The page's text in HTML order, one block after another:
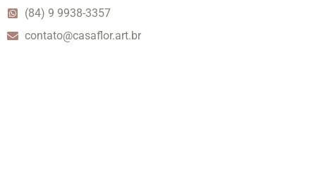
(84) 9 9938-3357
contato@casaflor.art.br